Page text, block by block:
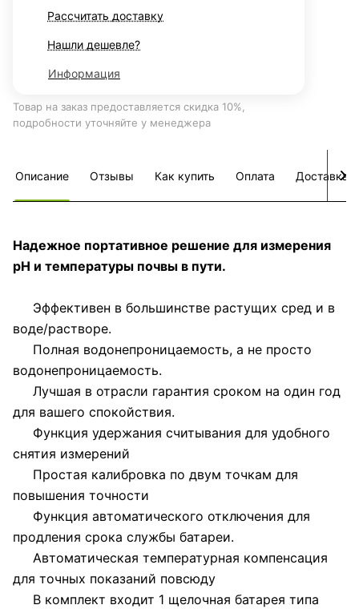
Рассчитать доставку
Нашли дешевле?
Информация
Товар на заказ предоставляется скидка 10%,
подробности уточняйте у менеджера
Описание Отзывы Как купить Оплата Доставка
Надежное портативное решение для измерения
pH и температуры почвы в пути.
Эффективен в большинстве растущих сред и в
воде/растворе.
Полная водонепроницаемость, а не просто
водонепроницаемость.
Лучшая в отрасли гарантия сроком на один год
для вашего спокойствия.
Функция удержания считывания для удобного
снятия измерений
Простая калибровка по двум точкам для
повышения точности
Функция автоматического отключения для
продления срока службы батареи.
Автоматическая температурная компенсация
для точных показаний повсюду
В комплект входит 1 щелочная батарея типа